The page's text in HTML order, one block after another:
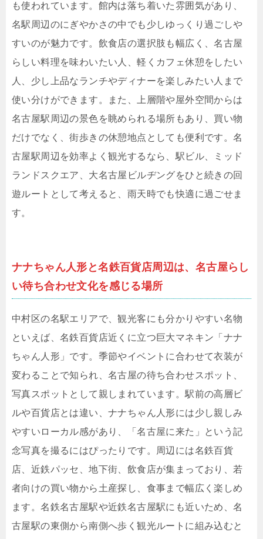
も使われています。館内は落ち着いた雰囲気があり、
名駅周辺のにぎやかさの中でも少しゆっくり過ごしや
すいのが魅力です。飲食店の選択肢も幅広く、名古屋
らしい料理を味わいたい人、軽くカフェ休憩をしたい
人、少し上品なランチやディナーを楽しみたい人まで
使い分けができます。また、上層階や屋外空間からは
名古屋駅周辺の景色を眺められる場所もあり、買い物
だけでなく、街歩きの休憩地点としても便利です。名
古屋駅周辺を効率よく観光するなら、駅ビル、ミッド
ランドスクエア、大名古屋ビルヂングをひと続きの回
遊ルートとして考えると、雨天時でも快適に過ごせま
す。
ナナちゃん人形と名鉄百貨店周辺は、名古屋らし
い待ち合わせ文化を感じる場所
中村区の名駅エリアで、観光客にも分かりやすい名物
といえば、名鉄百貨店近くに立つ巨大マネキン「ナナ
ちゃん人形」です。季節やイベントに合わせて衣装が
変わることで知られ、名古屋の待ち合わせスポット、
写真スポットとして親しまれています。駅前の高層ビ
ルや百貨店とは違い、ナナちゃん人形には少し親しみ
やすいローカル感があり、「名古屋に来た」という記
念写真を撮るにはぴったりです。周辺には名鉄百貨
店、近鉄パッセ、地下街、飲食店が集まっており、若
者向けの買い物から土産探し、食事まで幅広く楽しめ
ます。名鉄名古屋駅や近鉄名古屋駅にも近いため、名
古屋駅の東側から南側へ歩く観光ルートに組み込むと